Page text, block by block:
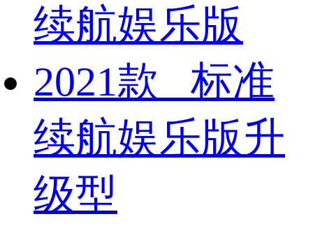
续航娱乐版
2021款 标准
续航娱乐版升
级型